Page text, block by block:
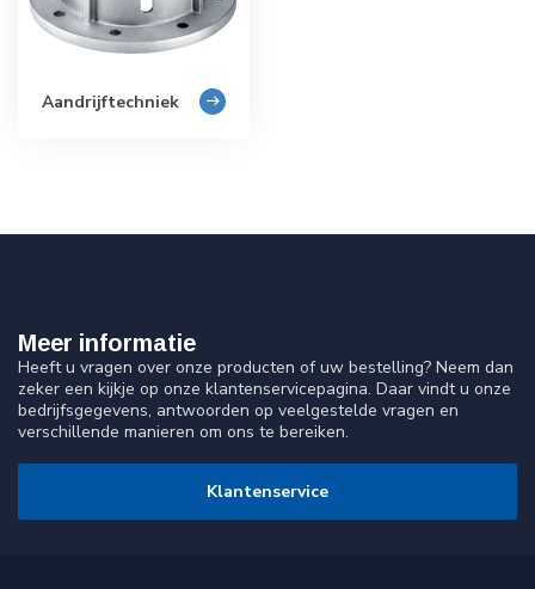
Aandrijftechniek
Meer informatie
Heeft u vragen over onze producten of uw bestelling? Neem dan
zeker een kijkje op onze klantenservicepagina. Daar vindt u onze
bedrijfsgegevens, antwoorden op veelgestelde vragen en
verschillende manieren om ons te bereiken.
Klantenservice